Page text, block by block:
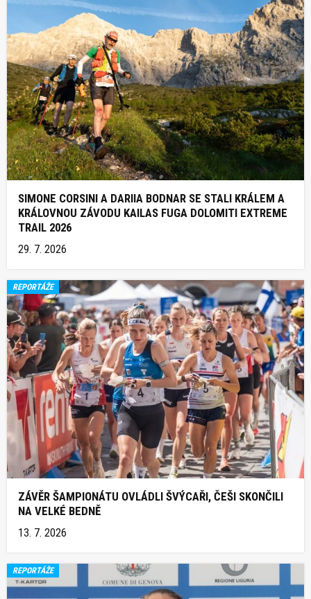
SIMONE CORSINI A DARIIA BODNAR SE STALI KRÁLEM A
KRÁLOVNOU ZÁVODU KAILAS FUGA DOLOMITI EXTREME
TRAIL 2026
29. 7. 2026
REPORTÁŽE
ZÁVĚR ŠAMPIONÁTU OVLÁDLI ŠVÝCAŘI, ČEŠI SKONČILI
NA VELKÉ BEDNĚ
13. 7. 2026
REPORTÁŽE